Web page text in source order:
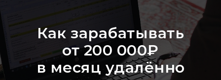
Как зарабатывать
от 200 000₽
в месяц удалённо